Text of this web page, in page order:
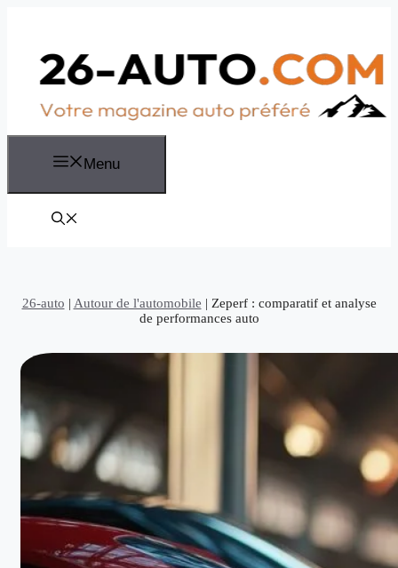
Menu
26-auto | Autour de l'automobile | Zeperf : comparatif et analyse
de performances auto